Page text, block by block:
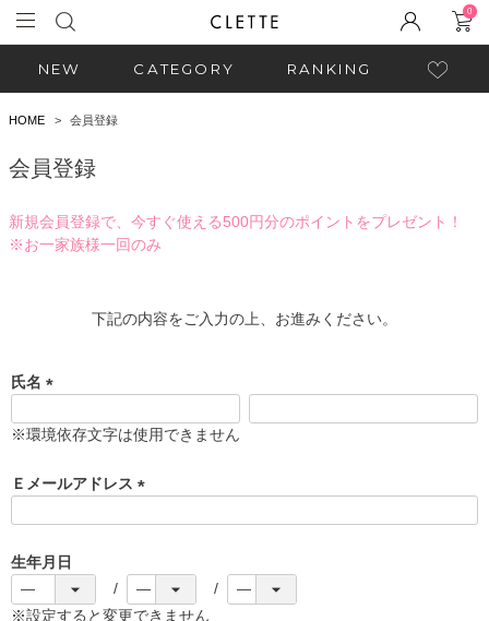
0
NEW CATEGORY RANKING
HOME 会員登録
会員登録
新規会員登録で、今すぐ使える500円分のポイントをプレゼント！
※お一家族様一回のみ
下記の内容をご入力の上、お進みください。
氏名
必
)
※環境依存文字は使用できません
Ｅメールアドレス
)
生年月日
※設定すると変更できません